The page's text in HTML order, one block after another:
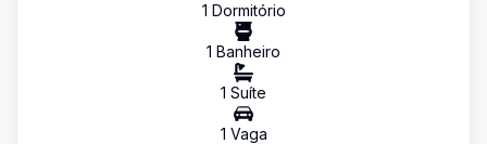
1 Dormitório
1 Banheiro
1 Suíte
1 Vaga